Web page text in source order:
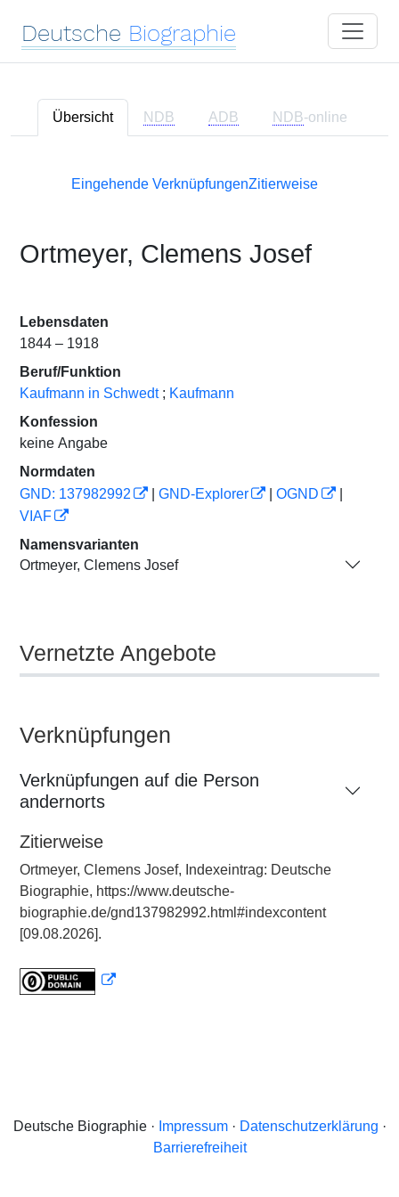
Deutsche Biographie
Übersicht NDB ADB NDB-online
Eingehende VerknüpfungenZitierweise
Ortmeyer, Clemens Josef
Lebensdaten
1844 – 1918
Beruf/Funktion
Kaufmann in Schwedt ; Kaufmann
Konfession
keine Angabe
Normdaten
GND: 137982992
GND-Explorer OGND
VIAF
Namensvarianten
Ortmeyer, Clemens Josef
Vernetzte Angebote
Verknüpfungen
Verknüpfungen auf die Person
andernorts
Zitierweise
Ortmeyer, Clemens Josef, Indexeintrag: Deutsche
Biographie, https://www.deutsche-
biographie.de/gnd137982992.html#indexcontent
[09.08.2026].
Deutsche Biographie · Impressum· Datenschutzerklärung ·
Barrierefreiheit